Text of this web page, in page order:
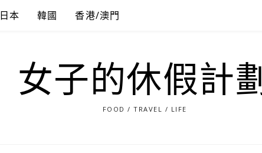
日本 韓國 香港/澳門
女子的休假計劃
FOOD / TRAVEL / LIFE